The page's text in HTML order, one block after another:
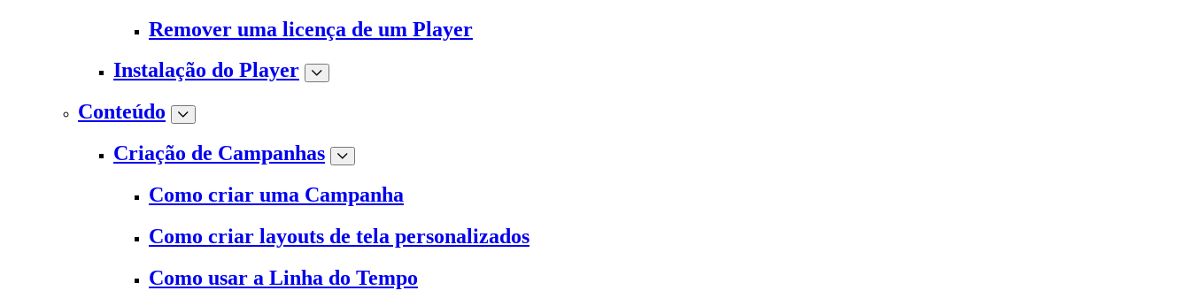
Remover uma licença de um Player
Instalação do Player
Conteúdo
Criação de Campanhas
Como criar uma Campanha
Como criar layouts de tela personalizados
Como usar a Linha do Tempo